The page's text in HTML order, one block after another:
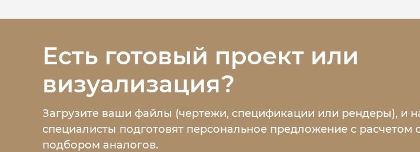
Есть готовый проект или
визуализация?
Загрузите ваши файлы (чертежи, спецификации или рендеры), и
специалисты подготовят персональное предложение с расчетом
подбором аналогов.